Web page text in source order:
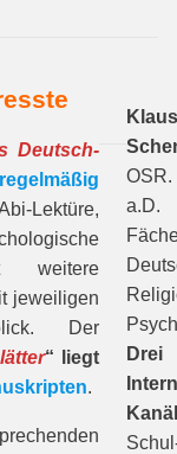
Deutsch-
regelmäßig
Lektüre,
weitere
jeweiligen
Der
“ liegt
.
Klaus
OSR.
a.D.
Drei